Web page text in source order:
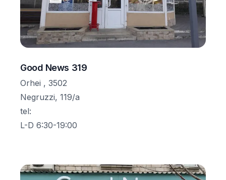
Good News 319
Orhei , 3502
Negruzzi, 119/a
tel:
L-D 6:30-19:00